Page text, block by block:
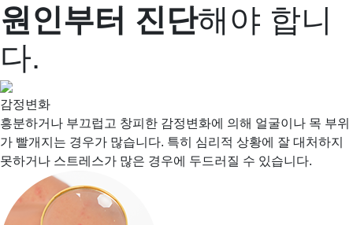
원인부터 진단해야 합니
다.
감정변화
흥분하거나 부끄럽고 창피한 감정변화에 의해 얼굴이나 목 부위
가 빨개지는 경우가 많습니다. 특히 심리적 상황에 잘 대처하지
못하거나 스트레스가 많은 경우에 두드러질 수 있습니다.